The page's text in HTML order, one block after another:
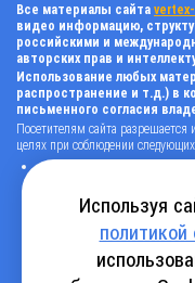
Все материалы сайта
видео информацию,
российскими и
авторских прав и
Использование любых
распространение и т.д.) в
письменного согласия
Посетителям сайта разрешается
целях при соблюдении
поставить прямую активную
системами, т.е. запрещено
способы, нельзя
все ссылки, имеющиеся в
виде и быть прямыми и
в случае регулярного
активная ссылка на ресурс
Используя